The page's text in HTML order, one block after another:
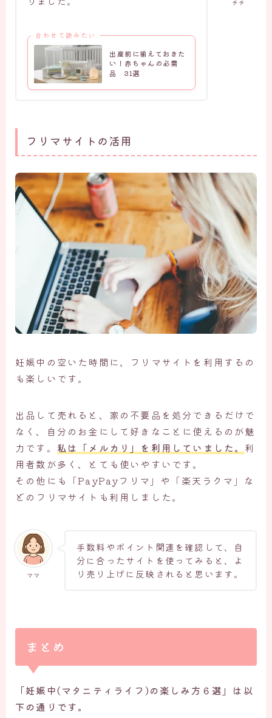
チチ
合わせて読みたい
出産前に揃えておきた
い！赤ちゃんの必需
品 31選
フリマサイトの活用
妊娠中の空いた時間に、フリマサイトを利用するの
も楽しいです。
出品して売れると、家の不要品を処分できるだけで
なく、自分のお金にして好きなことに使えるのが魅
力です。 私は「メルカリ」を利用していました。 利
用者数が多く、とても使いやすいです。
その他にも「PayPayフリマ」や「楽天ラクマ」な
どのフリマサイトも利用しました。
ママ
手数料やポイント関連を確認して、自
分に合ったサイトを使ってみると、よ
り売り上げに反映されると思います。
まとめ
「妊娠中(マタニティライフ)の楽しみ方６選」は以
下の通りです。